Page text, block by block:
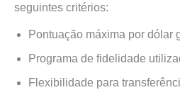
seguintes critérios:
Pontuação máxima por dólar
Programa de fidelidade
Flexibilidade para